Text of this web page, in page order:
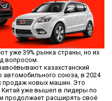
уже 39% рынка страны, но их
вопросом.
казахстанский
автомобильного союза, в 2024
продаж новых машин. Это
Китай уже вышел в лидеры по
продолжает расширять своё